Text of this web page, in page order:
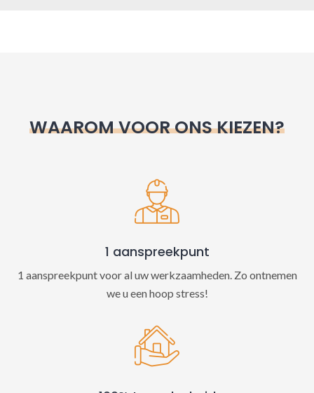
WAAROM VOOR ONS KIEZEN?
1 aanspreekpunt
1 aanspreekpunt voor al uw werkzaamheden. Zo ontnemen
we u een hoop stress!